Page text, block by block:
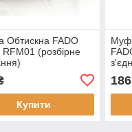
Обтискна FADO
RFM01 (розбірне
Купити
186